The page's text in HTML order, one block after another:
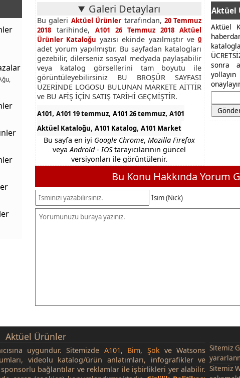
Galeri Detayları
Bu galeri Aktüel Ürünler tarafından, 20 Temmuz
2018 tarihinde,A101 26 Temmuz 2018 Aktüel
Ürünler Kataloğu yazısı ekinde yazılmıştır ve0
adet yorum yapılmıştır. Bu sayfadan katalogları
gezebilir, dilerseniz sosyal medyada paylaşabilir
veya katalog görsellerini tam boyutu ile
görüntüleyebilirsiniz BU BROŞÜR SAYFASI
ÜZERİNDE LOGOSU BULUNAN MARKETE AİTTİR
ve BU AFİŞ İÇİN SATIŞ TARİHİ GEÇMİŞTİR.
A101, A101 19 temmuz, A101 26 temmuz, A101
Aktüel Kataloğu, A101 Katalog, A101 Market
Bu sayfa en iyi Google Chrome,Mozilla Firefox
veyaAndroid - IOStarayıcılarının güncel
versiyonları ile görüntülenir.
Aktüel
Aktüel
sonra
Bu Konu Hakkında Yorum
İsim (Nick)
Aktüel Ürünler
uygundur. Sitemizde A101, Bim, Şokve Watsons
videolu katalog/ürün anlatımları, infografikler ve
bağlantılar ve reklamlar ile işbirlikleri yer alabilir.
Sitemiz
Sitemiz